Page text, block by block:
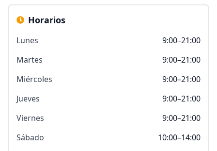
Horarios
Lunes
9:00–21:00
Martes
9:00–21:00
Miércoles
9:00–21:00
Jueves
9:00–21:00
Viernes
9:00–21:00
Sábado
10:00–14:00